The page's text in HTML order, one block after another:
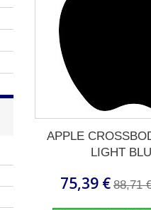
APPLE
LIGHT
75,39 € 88,71